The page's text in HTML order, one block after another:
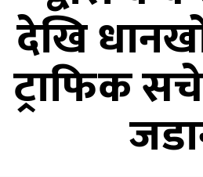
देखि
ट्राफिक